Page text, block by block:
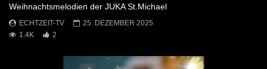
Weihnachtsmelodien der JUKA St.Michael
ECHTZEIT-TV
25. DEZEMBER 2025
1.4K
2